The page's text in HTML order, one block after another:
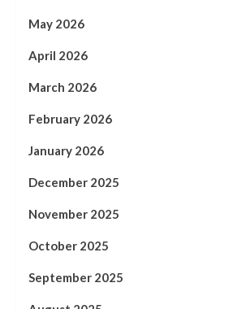
May 2026
April 2026
March 2026
February 2026
January 2026
December 2025
November 2025
October 2025
September 2025